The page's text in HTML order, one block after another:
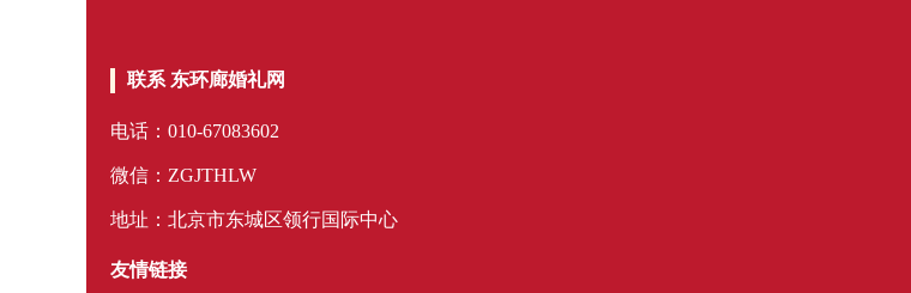
联系 东环廊婚礼网
电话：010-67083602
微信：ZGJTHLW
地址：北京市东城区领行国际中心
友情链接